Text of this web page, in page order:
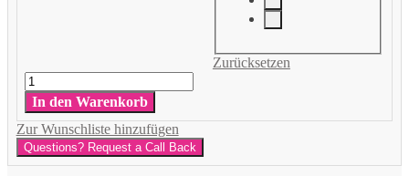
Zurücksetzen
Airwalker
Menge
In den Warenkorb
Zur Wunschliste hinzufügen
Questions? Request a Call Back